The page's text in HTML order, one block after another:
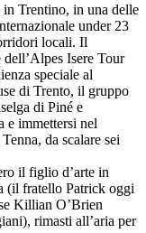
Trentino, in una delle
under 23
locali. Il
Isere Tour
speciale al
di Trento, il gruppo
di Piné e
e immettersi nel
da scalare sei
il figlio d’arte in
(il fratello Patrick oggi
Killian O’Brien
rimasti all’aria per